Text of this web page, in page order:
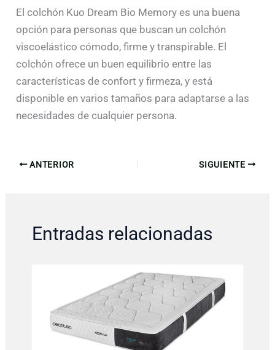
El colchón Kuo Dream Bio Memory es una buena
opción para personas que buscan un colchón
viscoelástico cómodo, firme y transpirable. El
colchón ofrece un buen equilibrio entre las
características de confort y firmeza, y está
disponible en varios tamaños para adaptarse a las
necesidades de cualquier persona.
ANTERIOR SIGUIENTE
Entradas relacionadas